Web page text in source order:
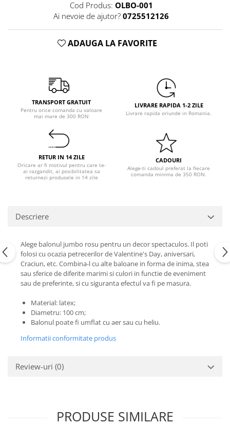
Petrecere Disco
Petrecere Anii '20
Petrecere Mexicana
Petrecere Majorat
Petrecere 40 Ani
Anul Nou
Gender Reveal
Halloween
Paste
Petrecere 1 An
Petrecerea Burlacitelor
Petreceri Aniversare
Valentine's Day
Cod Produs: OLBO-001
Ai nevoie de ajutor? 0725512126
ADAUGA LA FAVORITE
TRANSPORT GRATUIT
Pentru orice comanda cu valoare
mai mare de 300 RON
LIVRARE RAPIDA 1-2 ZILE
Livrare rapida oriunde in Romania.
RETUR IN 14 ZILE
Oricare ar fi motivul pentru care te-
ai razgandit, ai posibilitatea sa
returnezi produsele in 14 zile
CADOURI
Alege-ti cadoul preferat la fiecare
comanda minima de 350 RON.
Descriere
Alege balonul jumbo rosu pentru un decor spectaculos. Il poti
folosi cu ocazia petrecerilor de Valentine's Day, aniversari,
Craciun, etc. Combina-l cu alte baloane in forma de inima, stea
sau sferice de diferite marimi si culori in functie de eveniment
sau de preferinte, si cu siguranta efectul va fi pe masura.
Material: latex;
Diametru: 100 cm;
Balonul poate fi umflat cu aer sau cu heliu.
Informatii conformitate produs
Review-uri (0)
PRODUSE SIMILARE